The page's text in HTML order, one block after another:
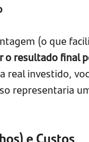
(o que
o resultado final
real investido,
representaria
e Custos